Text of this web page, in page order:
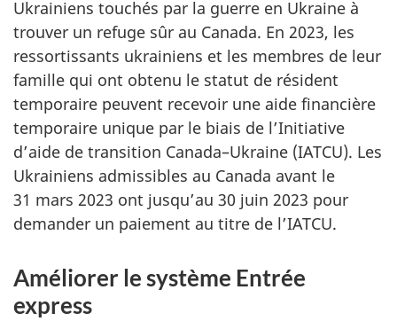
Ukrainiens touchés par la guerre en Ukraine à
trouver un refuge sûr au Canada. En 2023, les
ressortissants ukrainiens et les membres de leur
famille qui ont obtenu le statut de résident
temporaire peuvent recevoir une aide financière
temporaire unique par le biais de l’Initiative
d’aide de transition Canada–Ukraine (IATCU). Les
Ukrainiens admissibles au Canada avant le
31 mars 2023 ont jusqu’au 30 juin 2023 pour
demander un paiement au titre de l’IATCU.
Améliorer le système Entrée
express